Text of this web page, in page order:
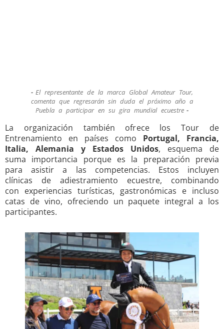
El representante de la marca Global Amateur Tour,
comenta que regresarán sin duda el próximo año a
Puebla a participar en su gira mundial ecuestre
La organización también ofrece los Tour de
Entrenamiento en países como Portugal, Francia,
Italia, Alemania y Estados Unidos, esquema de
suma importancia porque es la preparación previa
para asistir a las competencias. Estos incluyen
clínicas de adiestramiento ecuestre, combinando
con experiencias turísticas, gastronómicas e incluso
catas de vino, ofreciendo un paquete integral a los
participantes.